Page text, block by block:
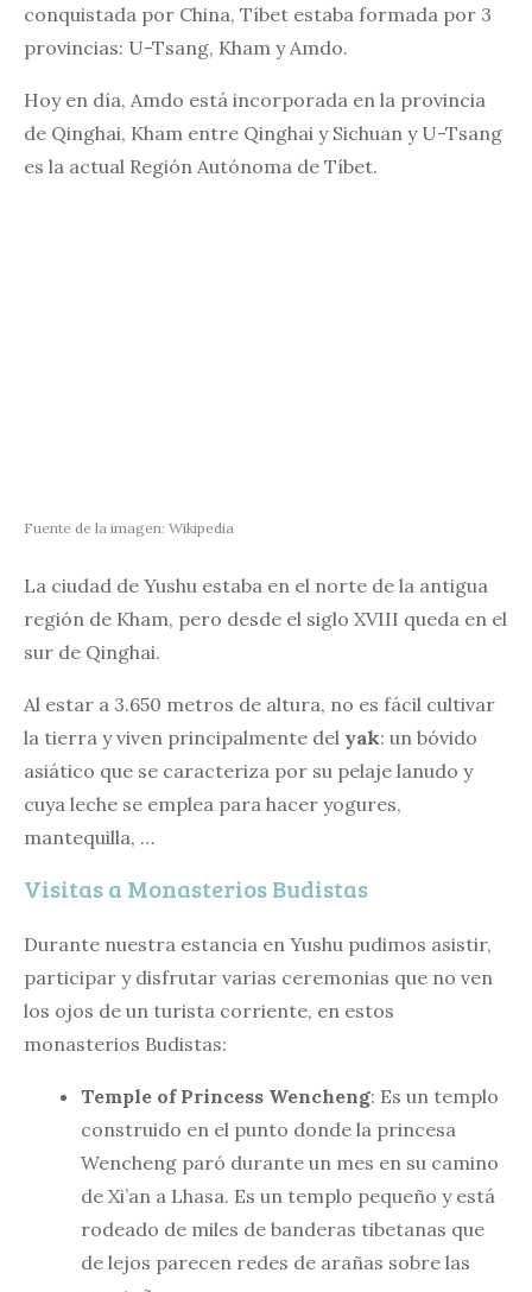
conquistada por China, Tíbet estaba formada por 3
provincias: U-Tsang, Kham y Amdo.
Hoy en día, Amdo está incorporada en la provincia
de Qinghai, Kham entre Qinghai y Sichuan y U-Tsang
es la actual Región Autónoma de Tíbet.
Fuente de la imagen: Wikipedia
La ciudad de Yushu estaba en el norte de la antigua
región de Kham, pero desde el siglo XVIII queda en el
sur de Qinghai.
Al estar a 3.650 metros de altura, no es fácil cultivar
la tierra y viven principalmente del yak: un bóvido
asiático que se caracteriza por su pelaje lanudo y
cuya leche se emplea para hacer yogures,
mantequilla, …
Visitas a Monasterios Budistas
Durante nuestra estancia en Yushu pudimos asistir,
participar y disfrutar varias ceremonias que no ven
los ojos de un turista corriente, en estos
monasterios Budistas:
Temple of Princess Wencheng: Es un templo
construido en el punto donde la princesa
Wencheng paró durante un mes en su camino
de Xi’an a Lhasa. Es un templo pequeño y está
rodeado de miles de banderas tibetanas que
de lejos parecen redes de arañas sobre las